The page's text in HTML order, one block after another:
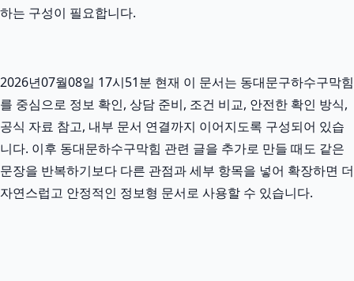
하는 구성이 필요합니다.
2026년07월08일 17시51분 현재 이 문서는 동대문구하수구막힘
를 중심으로 정보 확인, 상담 준비, 조건 비교, 안전한 확인 방식,
공식 자료 참고, 내부 문서 연결까지 이어지도록 구성되어 있습
니다. 이후 동대문하수구막힘 관련 글을 추가로 만들 때도 같은
문장을 반복하기보다 다른 관점과 세부 항목을 넣어 확장하면 더
자연스럽고 안정적인 정보형 문서로 사용할 수 있습니다.